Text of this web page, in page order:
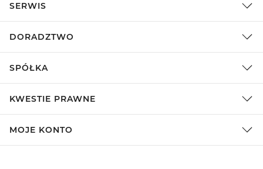
SERWIS
DORADZTWO
SPÓŁKA
KWESTIE PRAWNE
MOJE KONTO